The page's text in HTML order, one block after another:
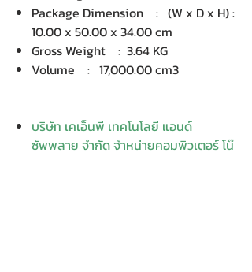
Package Dimension : (W x D x H) :
10.00 x 50.00 x 34.00 cm
Gross Weight : 3.64 KG
Volume : 17,000.00 cm3
บริษัท เคเอ็นพี เทคโนโลยี แอนด์
ซัพพลาย จำกัด จำหน่ายคอมพิวเตอร์ โน๊
ตบุ๊ค Dell HP Acer Lenovo Asus